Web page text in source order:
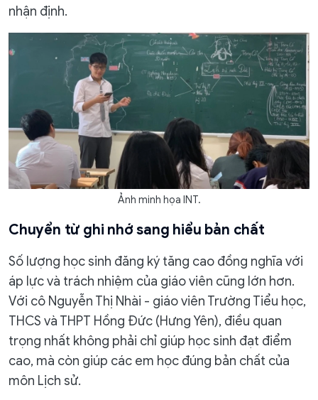
nhận định.
Ảnh minh họa INT.
​Chuyển từ ghi nhớ sang hiểu bản chất
Số lượng học sinh đăng ký tăng cao đồng nghĩa với
áp lực và trách nhiệm của giáo viên cũng lớn hơn.
Với cô Nguyễn Thị Nhài - giáo viên Trường Tiểu học,
THCS và THPT Hồng Đức (Hưng Yên), điều quan
trọng nhất không phải chỉ giúp học sinh đạt điểm
cao, mà còn giúp các em học đúng bản chất của
môn Lịch sử.